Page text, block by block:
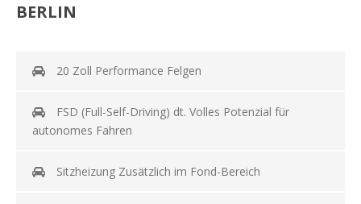
BERLIN
20 Zoll Performance Felgen
FSD (Full-Self-Driving) dt. Volles Potenzial für
autonomes Fahren
Sitzheizung Zusätzlich im Fond-Bereich